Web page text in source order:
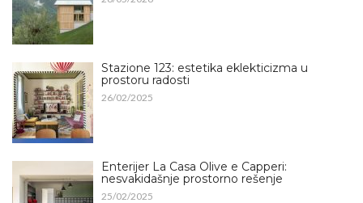
Stazione 123: estetika eklekticizma u
prostoru radosti
26/02/2025
Enterijer La Casa Olive e Capperi:
nesvakidašnje prostorno rešenje
25/02/2025